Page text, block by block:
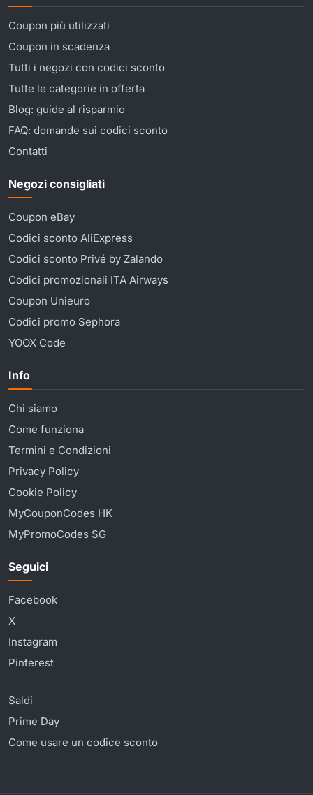
Coupon più utilizzati
Coupon in scadenza
Tutti i negozi con codici sconto
Tutte le categorie in offerta
Blog: guide al risparmio
FAQ: domande sui codici sconto
Contatti
Negozi consigliati
Coupon eBay
Codici sconto AliExpress
Codici sconto Privé by Zalando
Codici promozionali ITA Airways
Coupon Unieuro
Codici promo Sephora
YOOX Code
Info
Chi siamo
Come funziona
Termini e Condizioni
Privacy Policy
Cookie Policy
MyCouponCodes HK
MyPromoCodes SG
Seguici
Facebook
X
Instagram
Pinterest
Saldi
Prime Day
Come usare un codice sconto